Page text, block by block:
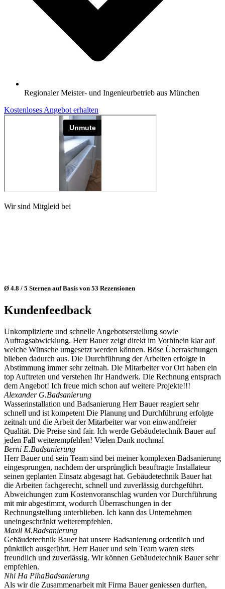
Regionaler Meister- und Ingenieurbetrieb aus München
Kostenloses Angebot erhalten
Wir sind Mitgleid bei
Ø 4.8 / 5 Sternen auf Basis von 53 Rezensionen
Kundenfeedback
Unkomplizierte und schnelle Angebotserstellung sowie
Auftragsabwicklung. Herr Bauer zeigt direkt im Vorhinein klar auf
welche Wünsche umgesetzt werden können. Böse Überraschungen
blieben dadurch aus. Die Durchführung der Arbeiten erfolgte in
Abstimmung immer sehr zeitnah. Die Mitarbeiter vor Ort haben ein
top Auftreten und verstehen Ihr Handwerk. Die Rechnung entsprach
dem Angebot! Ich freue mich schon auf weitere Projekte!!!
Alexander G.Badsanierung
Wasserinstallation und Badsanierung Herr Bauer reagiert sehr
schnell und ist kompetent Die Planung und Durchführung erfolgte
zeitnah und die Arbeit der Mitarbeiter war von einwandfreier
Qualität. Die Preise sind fair. Ich werde Gebäudetechnik Bauer auf
jeden Fall weiterempfehlen! Vielen Dank nochmal
Berni E.Badsanierung
Herr Bauer und sein Team sind bei meiner komplexen Badsanierung
eingesprungen, nachdem der ursprünglich beauftragte Installateur
seinen geplanten Einsatz abgesagt hat. Gebäudetechnik Bauer hat
die Arbeiten fachgerecht, schnell und zuverlässig durchgeführt.
Abweichungen zum Kostenvoranschlag wurden vor Durchführung
mit mir abgestimmt, wodurch Überraschungen in der
Rechnungstellung unterblieben. Ich kann das Unternehmen
uneingeschränkt weiterempfehlen.
Maxll M.Badsanierung
Gebäudetechnik Bauer hat unsere Badsanierung ordentlich und
pünktlich ausgeführt. Herr Bauer und sein Team waren stets
freundlich und zuverlässig. Wir können Gebäudetechnik Bauer sehr
empfehlen.
Nhi Ha PihaBadsanierung
Als wir die Zusammenarbeit mit Firma Bauer geniessen durften,